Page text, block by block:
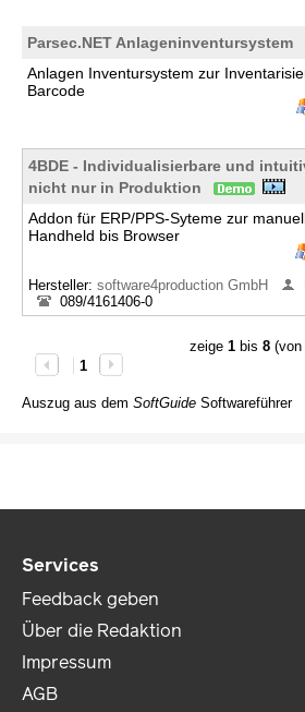
Parsec.NET Anlageninventursystem
Anlagen Inventursystem zur
Barcode
4BDE - Individualisierbare und
nicht nur in Produktion
Addon für ERP/PPS-Syteme zur
Handheld bis Browser
Hersteller: software4production GmbH
089/4161406-0
zeige 1bis 8(von
1
Auszug aus dem SoftGuide Softwareführer
Services
Feedback geben
Über die Redaktion
Impressum
AGB